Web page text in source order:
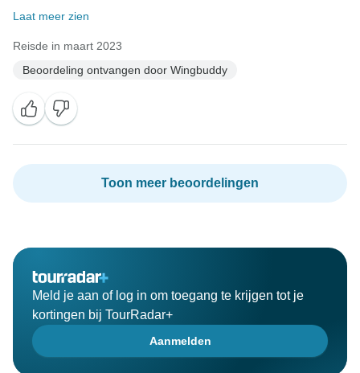
Laat meer zien
Reisde in maart 2023
Beoordeling ontvangen door Wingbuddy
Toon meer beoordelingen
Meld je aan of log in om toegang te krijgen tot je
kortingen bij TourRadar+
Aanmelden